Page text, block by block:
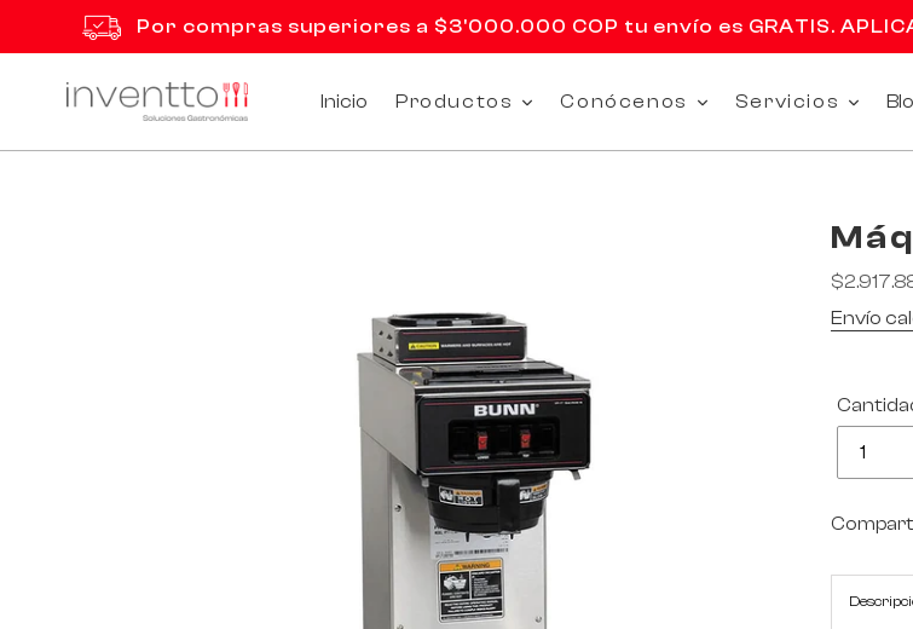
directamente
contenido
Por compras superiores a $3'000.000 COP tu envío es GRATIS.
Inicio Productos Conócenos Servicios
Precio
habitual
Envío